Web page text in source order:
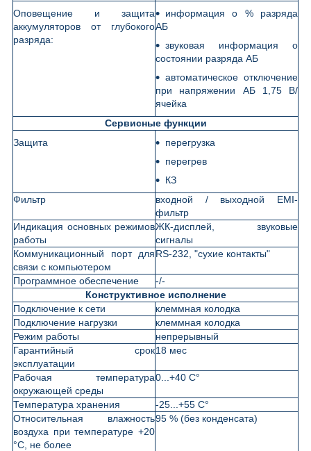
Оповещение и защита
аккумуляторов от глубокого
разряда:
информация о % разряда
АБ
звуковая информация о
состоянии разряда АБ
автоматическое отключение
при напряжении АБ 1,75 В/
ячейка
Сервисные функции
Защита
перегрузка
перегрев
КЗ
Фильтр
входной / выходной EMI-
фильтр
Индикация основных режимов
работы
ЖК-дисплей, звуковые
сигналы
Коммуникационный порт для
связи с компьютером
RS-232, "сухие контакты"
Программное обеспечение
-/-
Конструктивное исполнение
Подключение к сети
клеммная колодка
Подключение нагрузки
клеммная колодка
Режим работы
непрерывный
Гарантийный срок
эксплуатации
18 мес
Рабочая температура
окружающей среды
0...+40 С°
Температура хранения
-25...+55 С°
Относительная влажность
воздуха при температуре +20
°С, не более
95 % (без конденсата)